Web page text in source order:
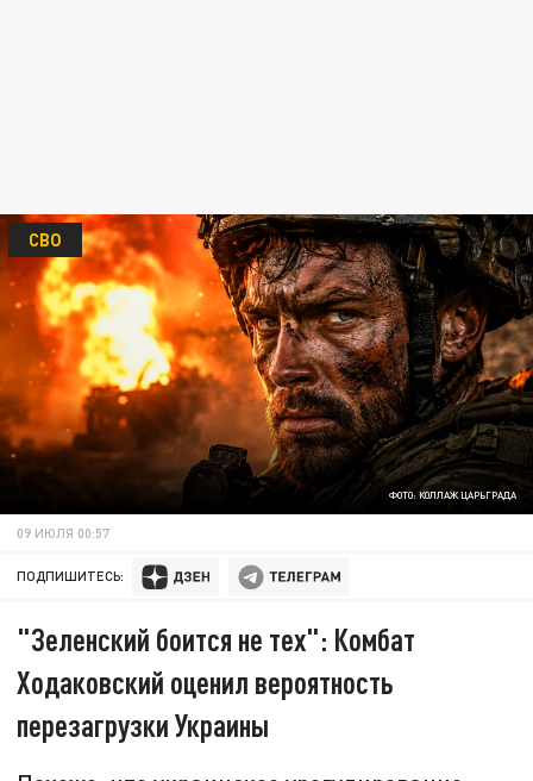
ФОТО: КОЛЛАЖ ЦАРЬГРАДА
СВО
09 ИЮЛЯ 00:57
ПОДПИШИТЕСЬ:
"Зеленский боится не тех": Комбат
Ходаковский оценил вероятность
перезагрузки Украины